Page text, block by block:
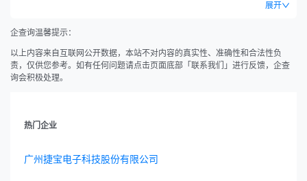
展开
企查询温馨提示：
以上内容来自互联网公开数据，本站不对内容的真实性、准确性和合法性负
责，仅供您参考。如有任何问题请点击页面底部「联系我们」进行反馈，企查
询会积极处理。
热门企业
广州捷宝电子科技股份有限公司